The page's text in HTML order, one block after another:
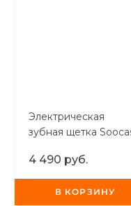
Электрическая
зубная щетка
4 490 руб.
В КОРЗИНУ